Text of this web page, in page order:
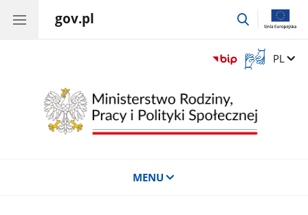
gov.pl
przejdź
Otwórz
okno
języka
migowego
Zmień
PL
MENU